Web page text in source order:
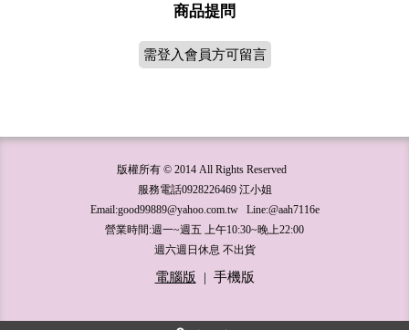
商品提問
需登入會員方可留言
版權所有 © 2014 All Rights Reserved
服務電話0928226469 江小姐
Email:good99889@yahoo.com.tw Line:@aah7116e
營業時間:週一~週五 上午10:30~晚上22:00
週六週日休息 不出貨
電腦版 | 手機版